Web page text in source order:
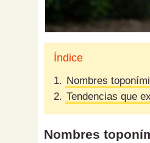
Índice
1. Nombres
2. Tendencias que
Nombres